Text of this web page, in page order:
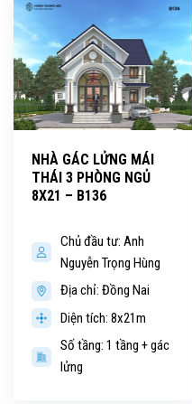
NHÀ GÁC LỬNG MÁI
THÁI 3 PHÒNG NGỦ
8X21 – B136
Chủ đầu tư: Anh
Nguyễn Trọng Hùng
Địa chỉ: Đồng Nai
Diện tích: 8x21m
Số tầng: 1 tầng + gác
lửng